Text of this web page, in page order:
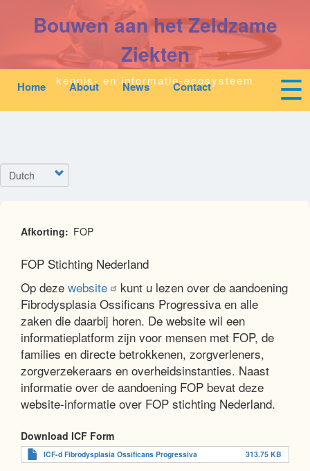
gaan
Bouwen aan het Zeldzame
Ziekten
kennis- en informatie-ecosysteem
Mobile
top
links
menu
Home About News Contact ☰
Main
Zoeken
Nieuws
Woordenlijst
Contact
Select
your
Afkorting FOP
FOP Stichting Nederland
Op deze website
kunt u lezen over de aandoening
Fibrodysplasia Ossificans Progressiva en alle
zaken die daarbij horen. De website wil een
informatieplatform zijn voor mensen met FOP, de
families en directe betrokkenen, zorgverleners,
zorgverzekeraars en overheidsinstanties. Naast
informatie over de aandoening FOP bevat deze
website-informatie over FOP stichting Nederland.
Download ICF Form
ICF-d Fibrodysplasia Ossificans Progressiva 313.75 KB